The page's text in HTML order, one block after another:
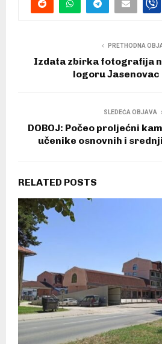
PRETHODNA
Izdata zbirka fotografija
logoru Јasenovac
SLEDEĆA OBJAVA
DOBOJ: Počeo proljećni
učenike osnovnih i
RELATED POSTS